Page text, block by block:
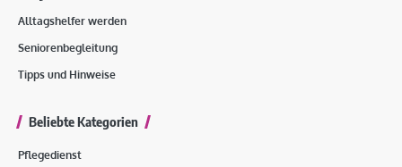
Alltagshelfer werden
Seniorenbegleitung
Tipps und Hinweise
Beliebte Kategorien
Pflegedienst